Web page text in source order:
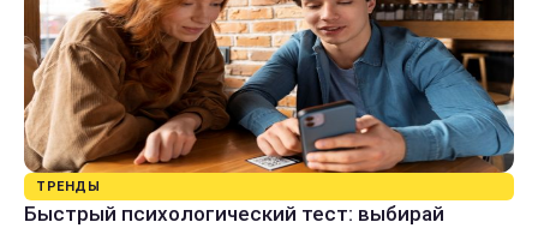
ТРЕНДЫ
Быстрый психологический тест: выбирай